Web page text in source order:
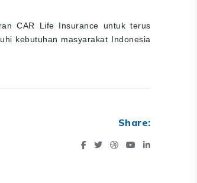
CAR Life Insurance untuk terus
kebutuhan masyarakat Indonesia
Share: